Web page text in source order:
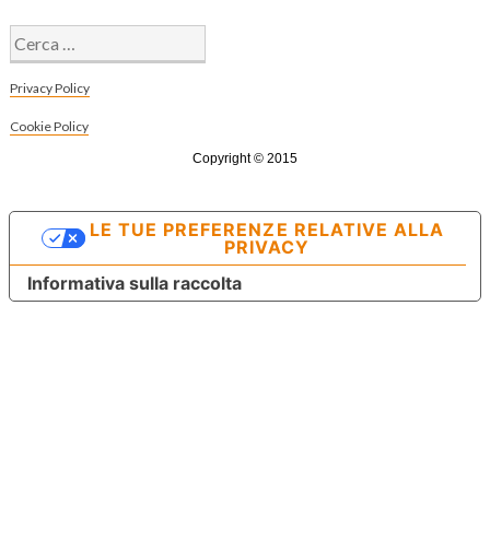
Ricerca
per:
Privacy Policy
Cookie Policy
Copyright © 2015
Informativa sulla raccolta
LE TUE PREFERENZE RELATIVE ALLA
PRIVACY